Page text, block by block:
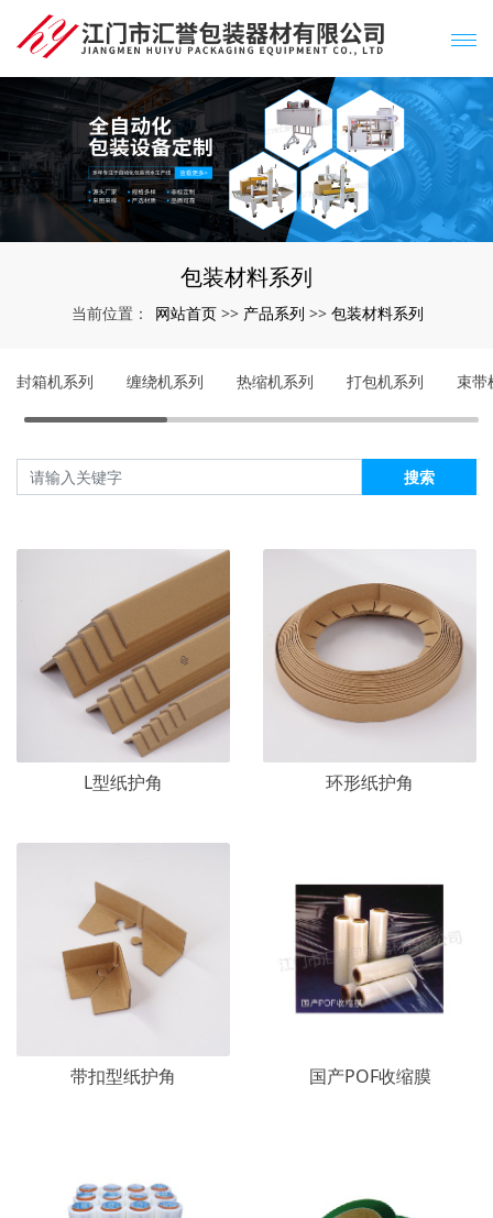
包装材料系列
当前位置： 网站首页 >> 产品系列 >> 包装材料系列
封箱机系列 缠绕机系列 热缩机系列 打包机系列 束带
搜索
L型纸护角 环形纸护角
带扣型纸护角 国产POF收缩膜